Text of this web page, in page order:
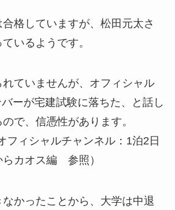
格していますが、松田元太さ
いるようです。
ていませんが、オフィシャル
ーが宅建試験に落ちた、と話し
で、信憑性があります。
フィシャルチャンネル：1泊2日
らカオス編 参照）
かったことから、大学は中退